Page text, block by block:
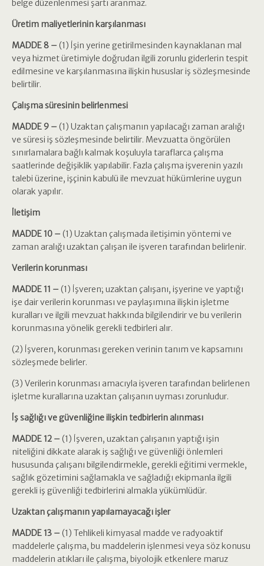
belge düzenlenmesi şartı aranmaz.
Üretim maliyetlerinin karşılanması
MADDE 8 – (1) İşin yerine getirilmesinden kaynaklanan mal
veya hizmet üretimiyle doğrudan ilgili zorunlu giderlerin tespit
edilmesine ve karşılanmasına ilişkin hususlar iş sözleşmesinde
belirtilir.
Çalışma süresinin belirlenmesi
MADDE 9 – (1) Uzaktan çalışmanın yapılacağı zaman aralığı
ve süresi iş sözleşmesinde belirtilir. Mevzuatta öngörülen
sınırlamalara bağlı kalmak koşuluyla taraflarca çalışma
saatlerinde değişiklik yapılabilir. Fazla çalışma işverenin yazılı
talebi üzerine, işçinin kabulü ile mevzuat hükümlerine uygun
olarak yapılır.
İletişim
MADDE 10 – (1) Uzaktan çalışmada iletişimin yöntemi ve
zaman aralığı uzaktan çalışan ile işveren tarafından belirlenir.
Verilerin korunması
MADDE 11 – (1) İşveren; uzaktan çalışanı, işyerine ve yaptığı
işe dair verilerin korunması ve paylaşımına ilişkin işletme
kuralları ve ilgili mevzuat hakkında bilgilendirir ve bu verilerin
korunmasına yönelik gerekli tedbirleri alır.
(2) İşveren, korunması gereken verinin tanım ve kapsamını
sözleşmede belirler.
(3) Verilerin korunması amacıyla işveren tarafından belirlenen
işletme kurallarına uzaktan çalışanın uyması zorunludur.
İş sağlığı ve güvenliğine ilişkin tedbirlerin alınması
MADDE 12 – (1) İşveren, uzaktan çalışanın yaptığı işin
niteliğini dikkate alarak iş sağlığı ve güvenliği önlemleri
hususunda çalışanı bilgilendirmekle, gerekli eğitimi vermekle,
sağlık gözetimini sağlamakla ve sağladığı ekipmanla ilgili
gerekli iş güvenliği tedbirlerini almakla yükümlüdür.
Uzaktan çalışmanın yapılamayacağı işler
MADDE 13 – (1) Tehlikeli kimyasal madde ve radyoaktif
maddelerle çalışma, bu maddelerin işlenmesi veya söz konusu
maddelerin atıkları ile çalışma, biyolojik etkenlere maruz